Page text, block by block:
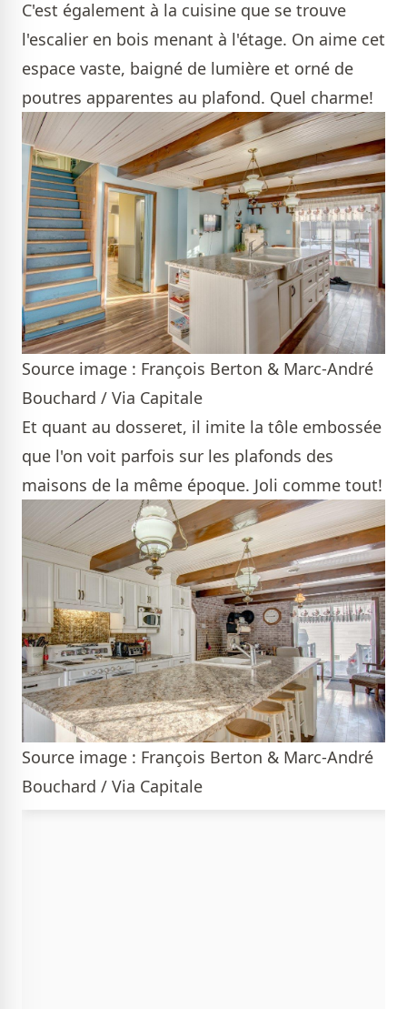
C'est également à la cuisine que se trouve
l'escalier en bois menant à l'étage. On aime cet
espace vaste, baigné de lumière et orné de
poutres apparentes au plafond. Quel charme!
Source image : François Berton & Marc-André
Bouchard / Via Capitale
Et quant au dosseret, il imite la tôle embossée
que l'on voit parfois sur les plafonds des
maisons de la même époque. Joli comme tout!
Source image : François Berton & Marc-André
Bouchard / Via Capitale